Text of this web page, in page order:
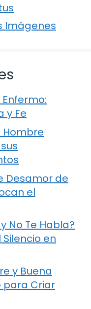
Imágenes
y Fe
Desamor de
el
No Te Habla?
en
y Buena
para Criar